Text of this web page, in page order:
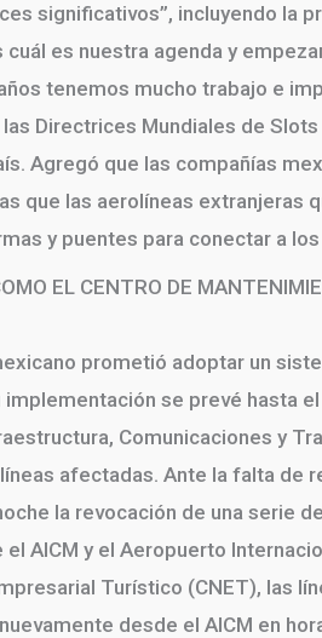
significativos”, incluyendo la
es nuestra agenda y
tenemos mucho trabajo e
Directrices Mundiales de
Agregó que las compañías
que las aerolíneas extranjeras
y puentes para conectar a
EL CENTRO DE
prometió adoptar un
se prevé hasta
Comunicaciones y
afectadas. Ante la falta de
la revocación de una serie
AICM y el Aeropuerto
Turístico (CNET), las
desde el AICM en